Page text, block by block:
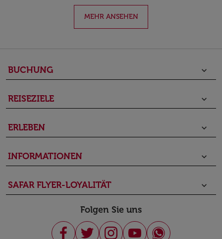
MEHR ANSEHEN
BUCHUNG keyboard_arrow_down
REISEZIELE keyboard_arrow_down
ERLEBEN keyboard_arrow_down
INFORMATIONEN keyboard_arrow_down
SAFAR FLYER-LOYALITÄT keyboard_arrow_down
Folgen Sie uns